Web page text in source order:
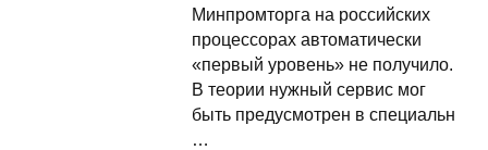
Минпромторга на российских
процессорах автоматически
«первый уровень» не получило.
В теории нужный сервис мог
быть предусмотрен в специальн
…